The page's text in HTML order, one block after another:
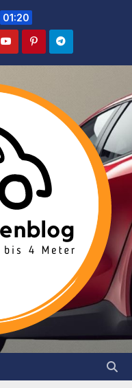
01:20